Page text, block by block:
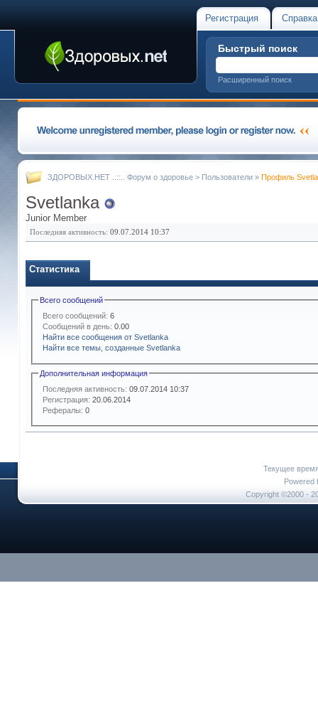
Регистрация Справка
Быстрый поиск
Расширенный поиск
ЗДОРОВЫХ.НЕТ ..::.. Форум о здоровье > Пользователи » Профиль
Svetlanka
Junior Member
Последняя активность: 09.07.2014 10:37
Статистика
Всего сообщений
Всего сообщений: 6
Сообщений в день: 0.00
Найти все сообщения от Svetlanka
Найти все темы, созданные Svetlanka
Дополнительная информация
Последняя активность: 09.07.2014 10:37
Регистрация: 20.06.2014
Рефералы: 0
Текущее
Powered
Copyright ©2000 -